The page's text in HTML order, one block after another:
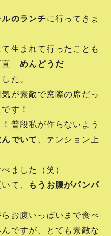
ルのランチに行ってきま
生まれて行ったことも
「 めんどうだ
た。
が素敵で窓際の席だっ
す！
普段私が作らないよう
でいて 、テンション上
ました（笑）
て、
もうお腹がパンパ
お腹いっぱいまで食べ
ですが、とても素敵な